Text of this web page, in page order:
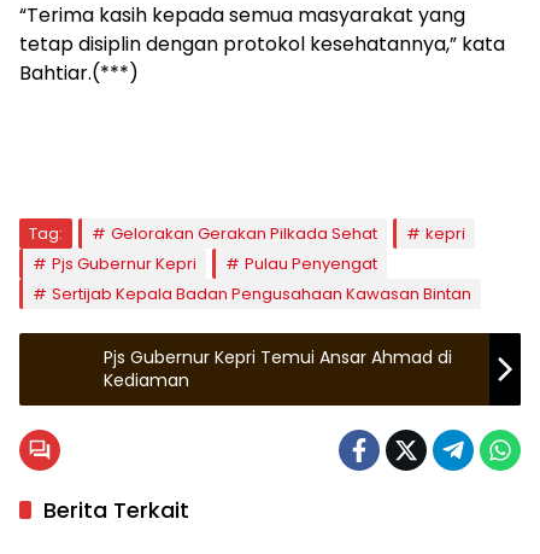
“Terima kasih kepada semua masyarakat yang
tetap disiplin dengan protokol kesehatannya,” kata
Bahtiar.(***)
Tag: Gelorakan Gerakan Pilkada Sehat
kepri
Pjs Gubernur Kepri
Pulau Penyengat
Sertijab Kepala Badan Pengusahaan Kawasan Bintan
Pjs Gubernur Kepri Temui Ansar Ahmad di
Kediaman
Berita Terkait
Tanjungpinang